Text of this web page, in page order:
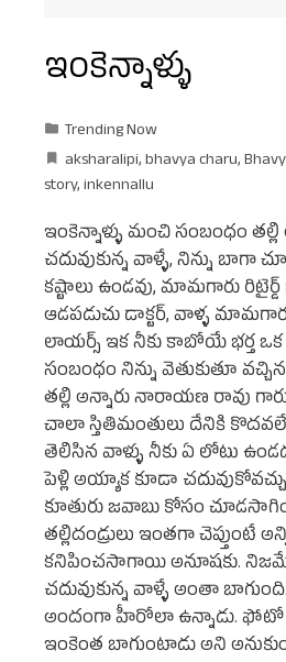
ఇంకెన్నాళ్ళు
Trending Now
aksharalipi,bhavya charu,
story,inkennallu
ఇంకెన్నాళ్ళు మంచి సంబంధం
చదువుకున్న వాళ్ళే, నిన్ను బాగా
కష్టాలు ఉండవు, మామగారు రిటైర్డ్
ఆడపడుచు డాక్టర్, వాళ్ళ
లాయర్స్ ఇక నీకు కాబోయే భర్త
సంబంధం నిన్ను వెతుకుతూ
తల్లి అన్నారు నారాయణ రావు
చాలా స్తితిమంతులు దేనికి
తెలిసిన వాళ్ళు నీకు ఏ లోటు
పెళ్లి అయ్యాక కూడా
కూతురు జవాబు కోసం
తల్లిదండ్రులు ఇంతగా చెప్తుంటే
కనిపించసాగాయి అనూషకు.
చదువుకున్న వాళ్ళే అంతా
అందంగా హీరోలా ఉన్నాడు.
ఇంకెంత బాగుంటాడు అని